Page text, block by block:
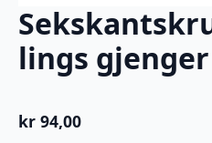
lings gjenger
kr 94,00